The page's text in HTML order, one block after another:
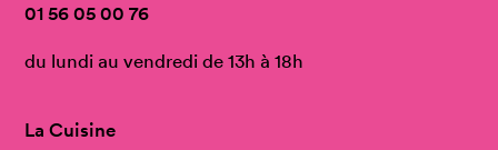
01 56 05 00 76
du lundi au vendredi de 13h à 18h
La Cuisine